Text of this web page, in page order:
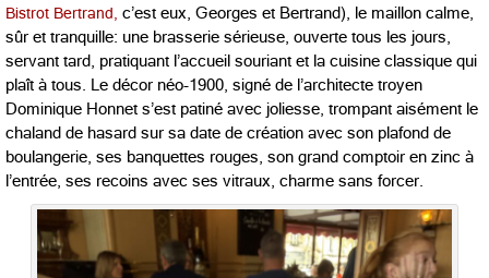
Bistrot Bertrand, c’est eux, Georges et Bertrand), le maillon calme,
sûr et tranquille: une brasserie sérieuse, ouverte tous les jours,
servant tard, pratiquant l’accueil souriant et la cuisine classique qui
plaît à tous. Le décor néo-1900, signé de l’architecte troyen
Dominique Honnet s’est patiné avec joliesse, trompant aisément le
chaland de hasard sur sa date de création avec son plafond de
boulangerie, ses banquettes rouges, son grand comptoir en zinc à
l’entrée, ses recoins avec ses vitraux, charme sans forcer.